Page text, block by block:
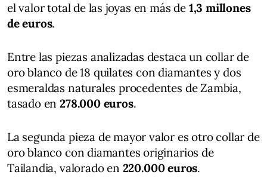
el valor total de las joyas en más de 1,3 millones
de euros.
Entre las piezas analizadas destaca un collar de
oro blanco de 18 quilates con diamantes y dos
esmeraldas naturales procedentes de Zambia,
tasado en278.000 euros.
La segunda pieza de mayor valor es otro collar de
oro blanco con diamantes originarios de
Tailandia, valorado en 220.000 euros.